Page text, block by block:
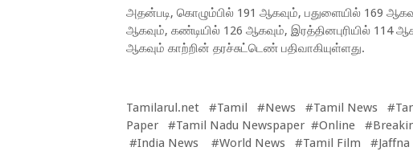
அதன்படி, கொழும்பில் 191 ஆகவும், பதுளையில் 169
ஆகவும், கண்டியில் 126 ஆகவும், இரத்தினபுரியில் 114
ஆகவும் காற்றின் தரச்சுட்டெண் பதிவாகியுள்ளது.
Tamilarul.net #Tamil #News #Tamil News
Paper #Tamil Nadu Newspaper #Online
#India News #World News #Tamil Film